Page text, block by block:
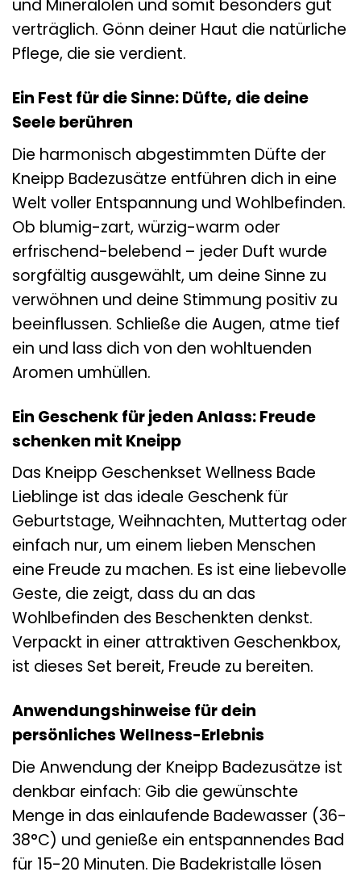
und Mineralölen und somit besonders gut
verträglich. Gönn deiner Haut die natürliche
Pflege, die sie verdient.
Ein Fest für die Sinne: Düfte, die deine
Seele berühren
Die harmonisch abgestimmten Düfte der
Kneipp Badezusätze entführen dich in eine
Welt voller Entspannung und Wohlbefinden.
Ob blumig-zart, würzig-warm oder
erfrischend-belebend – jeder Duft wurde
sorgfältig ausgewählt, um deine Sinne zu
verwöhnen und deine Stimmung positiv zu
beeinflussen. Schließe die Augen, atme tief
ein und lass dich von den wohltuenden
Aromen umhüllen.
Ein Geschenk für jeden Anlass: Freude
schenken mit Kneipp
Das Kneipp Geschenkset Wellness Bade
Lieblinge ist das ideale Geschenk für
Geburtstage, Weihnachten, Muttertag oder
einfach nur, um einem lieben Menschen
eine Freude zu machen. Es ist eine liebevolle
Geste, die zeigt, dass du an das
Wohlbefinden des Beschenkten denkst.
Verpackt in einer attraktiven Geschenkbox,
ist dieses Set bereit, Freude zu bereiten.
Anwendungshinweise für dein
persönliches Wellness-Erlebnis
Die Anwendung der Kneipp Badezusätze ist
denkbar einfach: Gib die gewünschte
Menge in das einlaufende Badewasser (36-
38°C) und genieße ein entspannendes Bad
für 15-20 Minuten. Die Badekristalle lösen